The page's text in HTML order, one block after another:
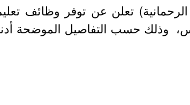
تعلن عن توفر وظائف